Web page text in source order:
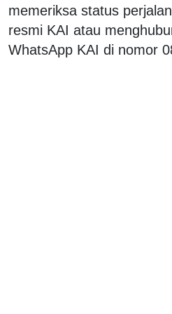
memeriksa status
resmi KAI atau
WhatsApp KAI di nomor